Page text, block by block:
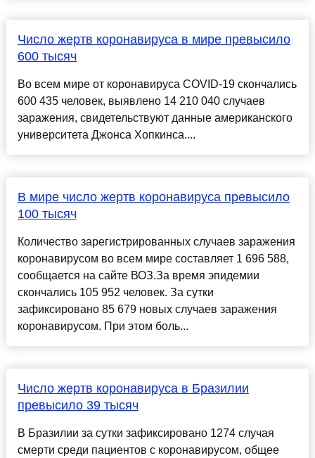
Число жертв коронавируса в мире превысило
600 тысяч
Во всем мире от коронавируса COVID-19 скончались
600 435 человек, выявлено 14 210 040 случаев
заражения, свидетельствуют данные американского
университета Джонса Хопкинса....
В мире число жертв коронавируса превысило
100 тысяч
Количество зарегистрированных случаев заражения
коронавирусом во всем мире составляет 1 696 588,
сообщается на сайте ВОЗ.За время эпидемии
скончались 105 952 человек. За сутки
зафиксировано 85 679 новых случаев заражения
коронавирусом. При этом боль...
Число жертв коронавируса в Бразилии
превысило 39 тысяч
В Бразилии за сутки зафиксировано 1274 случая
смерти среди пациентов с коронавирусом, общее